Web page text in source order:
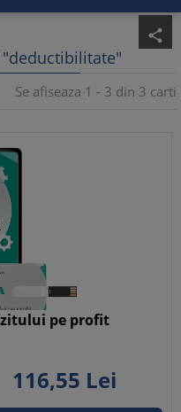
share
"deductibilitate"
Se afiseaza 1 - 3 din 3 carti
pe profit
116,55 Lei